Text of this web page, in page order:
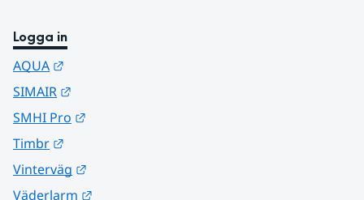
Logga in
AQUA
SIMAIR
SMHI Pro
Timbr
Vinterväg
Väderlarm